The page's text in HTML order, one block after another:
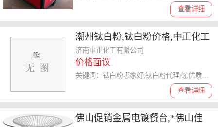
查看详细
潮州钛白粉,钛白粉价格,中正化工
厂家促销 优质商家
济南中正化工有限公司
价格面议
查看详细
关键词：钛白粉哪家好,钛白粉代理商,优质钛白粉,钛白粉
佛山促销金属电镀餐台,*佛山佳